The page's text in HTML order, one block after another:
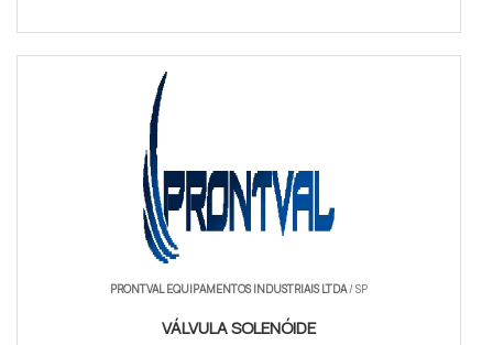
PRONTVAL EQUIPAMENTOS INDUSTRIAIS LTDA/ SP
VÁLVULA SOLENÓIDE